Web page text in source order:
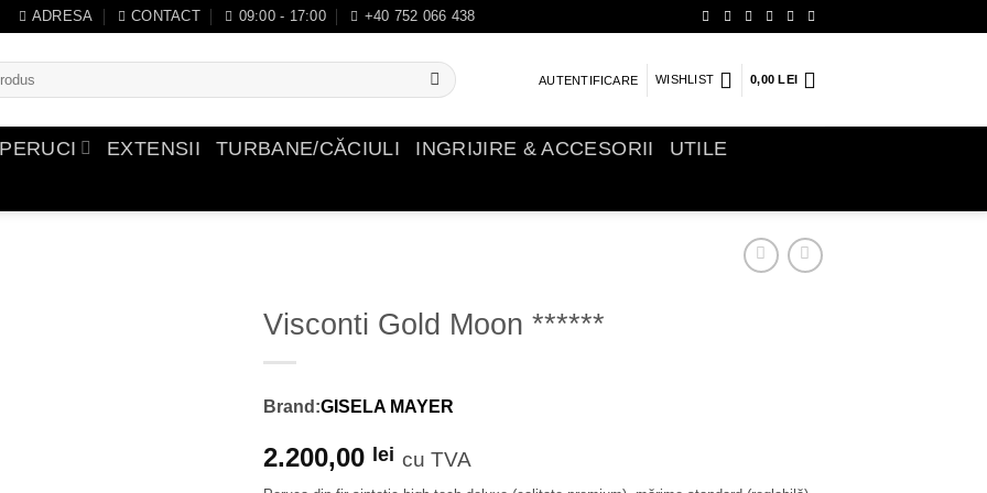
ADRESA CONTACT 09:00 - 17:00 +40 752 066 438
AUTENTIFICARE WISHLIST 0,00LEI
PERUCI EXTENSII TURBANE/CĂCIULI INGRIJIRE & ACCESORII
UTILE
Visconti Gold Moon ******
Brand:GISELA MAYER
2.200,00 lei cu TVA